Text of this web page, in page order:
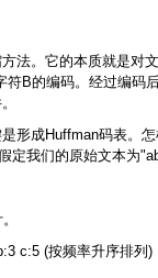
法。它的本质就是对
B的编码。经过编码
形成Huffman码表。
定我们的原始文本为
c:5 (按频率升序排列)